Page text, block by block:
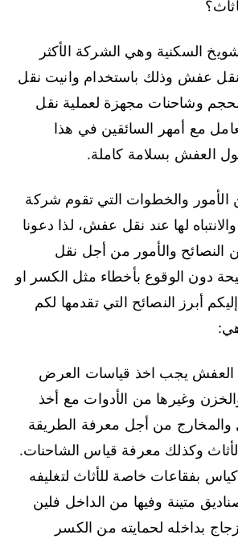
السكنية وهي الشركة الأكثر
نقل عفش وذلك باستخدام وانيت نقل
وشاحنات مجهزة لعملية نقل
مع أمهر السائقين في هذا
العفش بسلامة كاملة.
الأمور والخطوات التي تقوم شركة
والانتباه لها عند نقل عفش، لذا دعونا
النصائح والأمور من أجل نقل
دون الوقوع بأخطاء مثل الكسر او
أبرز النصائح التي تقدمها لكم
العفش يجب اخذ قياسات العرض
وغيرها من الأدوات مع أخذ
والمخارج من أجل معرفة الطريقة
وكذلك معرفة قياس الشاحنات.
بفقاعات خاصة للأثاث لتغليفه
متينة وفيها من الداخل فلين
بداخله لحمايته من الكسر